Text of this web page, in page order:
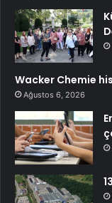
Wacker Chemie
Ağustos 6, 2026